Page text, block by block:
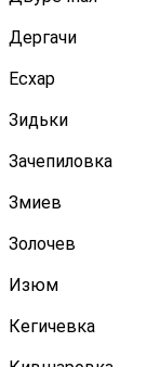
Дергачи
Есхар
Зидьки
Зачепиловка
Змиев
Золочев
Изюм
Кегичевка